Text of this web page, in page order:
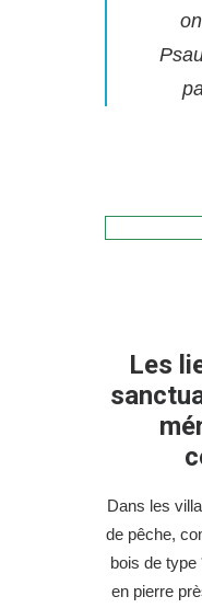
Les
Dans les
de pêche,
bois de type
en pierre